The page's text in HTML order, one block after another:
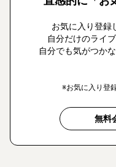
お気に入り登録
自分だけのライ
自分でも気がつか
※お気に入り登
無料